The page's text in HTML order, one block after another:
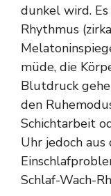
dunkel wird.
Rhythmus
müde, die
Blutdruck
den
Schichtarbeit
Uhr jedoch
Schlaf-Wach-